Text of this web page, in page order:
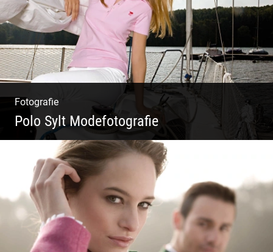
Fotografie
Polo Sylt Modefotografie
Polo Sylt Modefotografie